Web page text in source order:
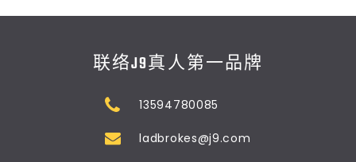
联络J9真人第一品牌
13594780085
ladbrokes@j9.com